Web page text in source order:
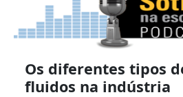
Os diferentes tipos
fluidos na indústria